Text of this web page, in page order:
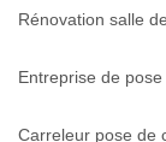
Rénovation salle
Entreprise de
Carreleur pose de